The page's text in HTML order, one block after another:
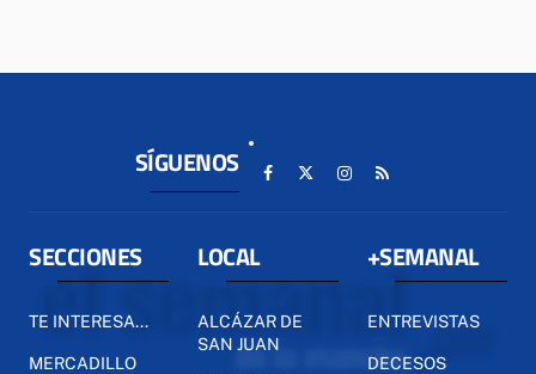
SÍGUENOS
SECCIONES
TE INTERESA...
MERCADILLO
LOCAL
ALCÁZAR DE
SAN JUAN
+SEMANAL
ENTREVISTAS
DECESOS